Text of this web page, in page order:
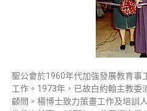
聖公會於1960年代加強發展教育事
工作。1973年，已故白約翰主教委
顧問。楊博士致力策畫工作及培訓